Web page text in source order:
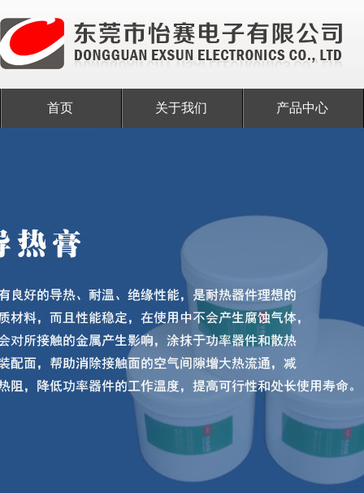
首页 关于我们 产品中心